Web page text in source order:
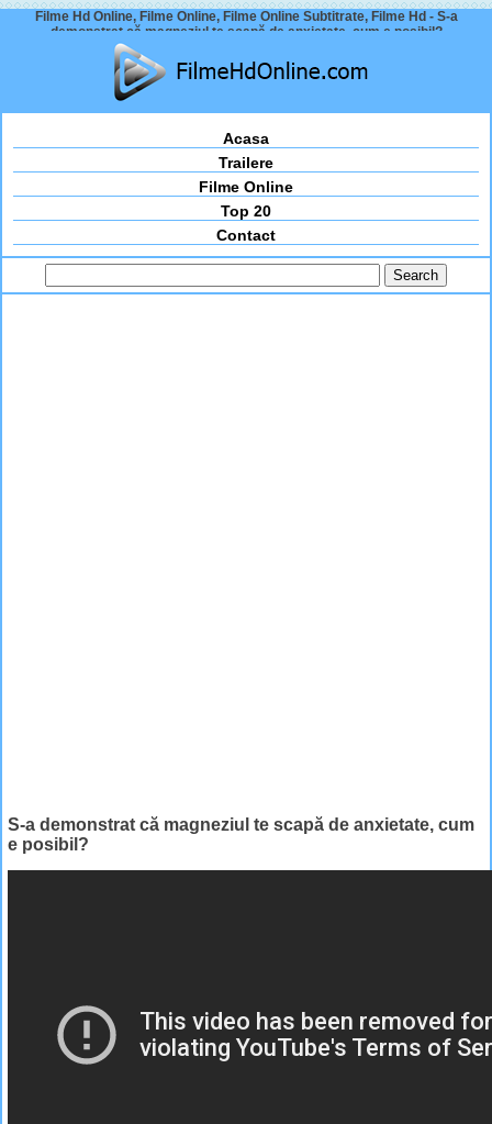
Filme Hd Online, Filme Online, Filme Online Subtitrate, Filme Hd - S-a
demonstrat că magneziul te scapă de anxietate, cum e posibil?
Acasa
Trailere
Filme Online
Top 20
Contact
S-a demonstrat că magneziul te scapă de anxietate, cum
e posibil?